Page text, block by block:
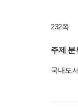
232쪽
주제 분
국내도